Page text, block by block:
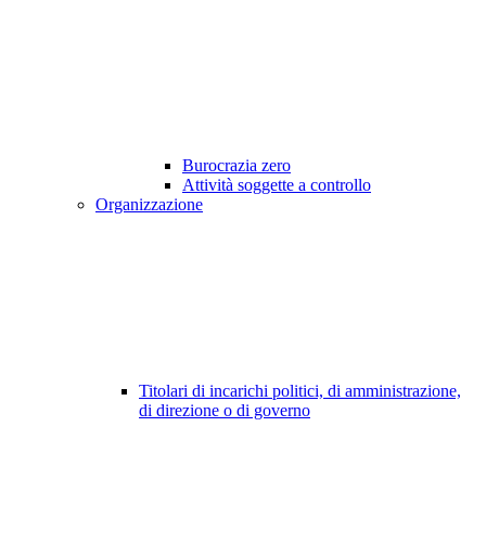
Burocrazia zero
Attività soggette a controllo
Organizzazione
Titolari di incarichi politici, di amministrazione,
di direzione o di governo